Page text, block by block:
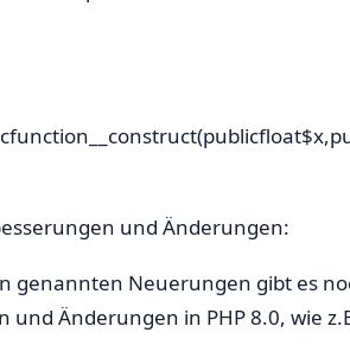
und Änderungen:
genannten Neuerungen gibt es
und Änderungen in PHP 8.0, wie